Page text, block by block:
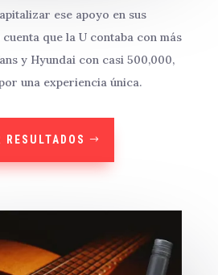
ese apoyo en sus
que la U contaba con más
y Hyundai con casi 500,000,
una experiencia única.
RESULTADOS